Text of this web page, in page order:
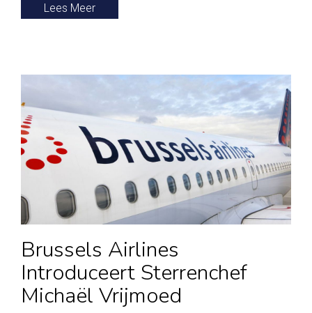
Lees Meer
Brussels Airlines
Introduceert Sterrenchef
Michaël Vrijmoed